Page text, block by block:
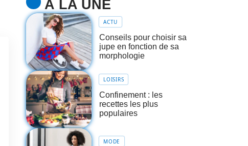
À LA UNE
ACTU
Conseils pour choisir sa
jupe en fonction de sa
morphologie
LOISIRS
Confinement : les
recettes les plus
populaires
MODE